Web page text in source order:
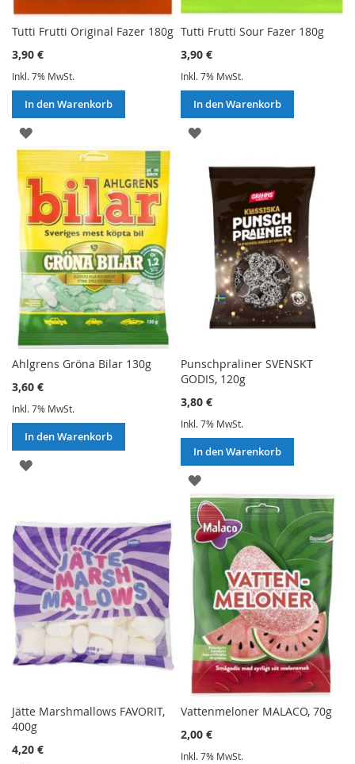
Tutti Frutti Original Fazer 180g
3,90 €
Inkl. 7% MwSt.
In den Warenkorb
ZUR
WUNSCHLISTE
HINZUFÜGEN
Tutti Frutti Sour Fazer 180g
3,90 €
Inkl. 7% MwSt.
In den Warenkorb
ZUR
HINZUFÜGEN
Ahlgrens Gröna Bilar 130g
3,60 €
Inkl. 7% MwSt.
In den Warenkorb
ZUR
HINZUFÜGEN
Punschpraliner SVENSKT
GODIS, 120g
3,80 €
Inkl. 7% MwSt.
In den Warenkorb
ZUR
WUNSCHLISTE
HINZUFÜGEN
Jätte Marshmallows FAVORIT,
400g
4,20 €
Vattenmeloner MALACO, 70g
2,00 €
Inkl. 7% MwSt.